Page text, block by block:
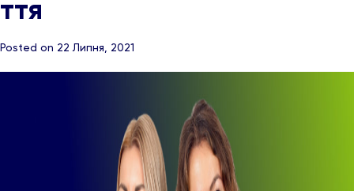
ття
Posted on 22 Липня, 2021